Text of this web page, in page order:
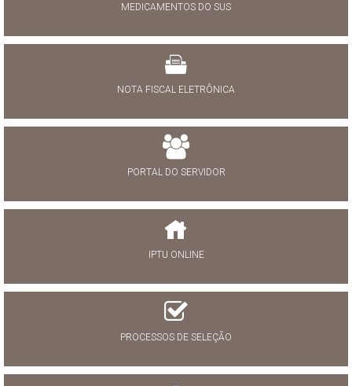
MEDICAMENTOS DO SUS
NOTA FISCAL ELETRÔNICA
PORTAL DO SERVIDOR
IPTU ONLINE
PROCESSOS DE SELEÇÃO